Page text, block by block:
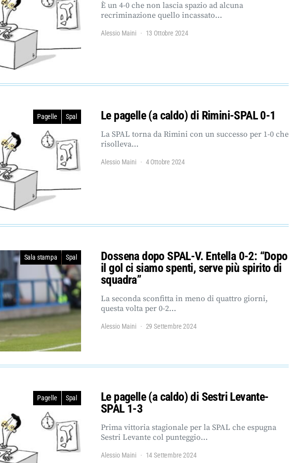
È un 4-0 che non lascia spazio ad alcuna
recriminazione quello incassato…
Alessio Maini 13 Ottobre 2024
Pagelle Spal Le pagelle (a caldo) di Rimini-SPAL 0-1
La SPAL torna da Rimini con un successo per 1-0 che
risolleva…
Alessio Maini 4 Ottobre 2024
Sala stampa Spal
Dossena dopo SPAL-V. Entella 0-2: “Dopo
il gol ci siamo spenti, serve più spirito di
squadra”
La seconda sconfitta in meno di quattro giorni,
questa volta per 0-2…
Alessio Maini 29 Settembre 2024
Pagelle Spal
Le pagelle (a caldo) di Sestri Levante-
SPAL 1-3
Prima vittoria stagionale per la SPAL che espugna
Sestri Levante col punteggio…
Alessio Maini 14 Settembre 2024